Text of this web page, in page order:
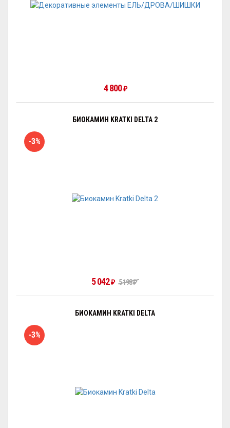
4 800 ₽
БИОКАМИН KRATKI DELTA 2
-3%
5 042 ₽ 5 198₽
БИОКАМИН KRATKI DELTA
-3%